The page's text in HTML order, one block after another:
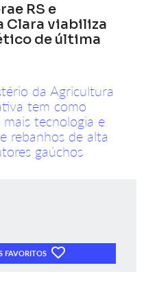
RS e
Clara viabiliza
de última
da Agricultura
tem como
tecnologia e
rebanhos de alta
gaúchos
FAVORITOS